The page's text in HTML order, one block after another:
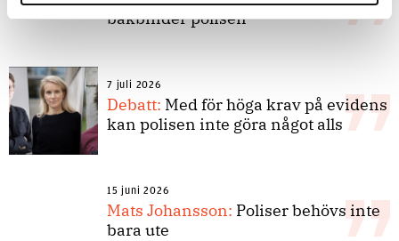
bakbinder polisen
7 juli 2026
Debatt: Med för höga krav på evidens
kan polisen inte göra något alls
15 juni 2026
Mats Johansson: Poliser behövs inte
bara ute